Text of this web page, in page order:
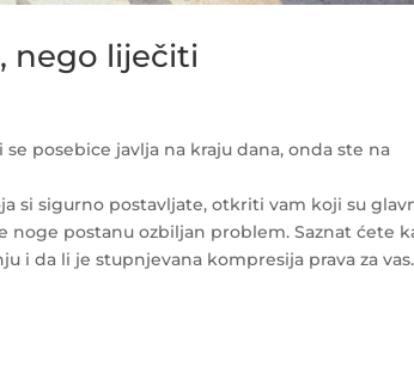
nego liječiti
posebice javlja na kraju dana, onda ste na
si sigurno postavljate, otkriti vam koji su
postanu ozbiljan problem. Saznat ćete
i da li je stupnjevana kompresija prava za vas.